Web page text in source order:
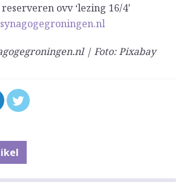
ovv ‘lezing 16/4’
| Foto: Pixabay